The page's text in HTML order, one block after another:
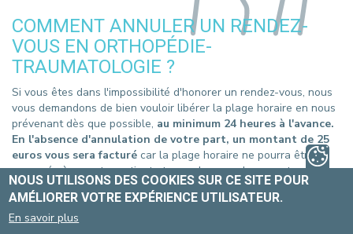
COMMENT ANNULER UN RENDEZ-
VOUS EN ORTHOPÉDIE-
TRAUMATOLOGIE ?
Si vous êtes dans l'impossibilité d'honorer un rendez-vous, nous
vous demandons de bien vouloir libérer la plage horaire en nous
prévenant dès que possible, au minimum 24 heures à l'avance.
En l'absence d'annulation de votre part, un montant de 25
euros vous sera facturé car la plage horaire ne pourra être
proposée à un autre patient et sera donc perdue pour tous.
Vous pouvez annuler votre rendez-vous :
SITE STE-ELISABETH
NOUS UTILISONS DES COOKIES SUR CE SITE POUR
AMÉLIORER VOTRE EXPÉRIENCE UTILISATEUR.
En savoir plus